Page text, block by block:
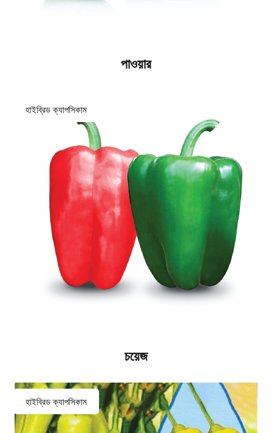
পাওয়ার
হাইব্রিড ক্যাপসিকাম
চয়েজ
হাইব্রিড ক্যাপসিকাম